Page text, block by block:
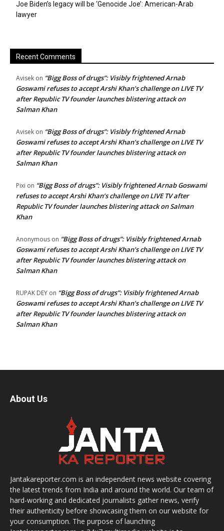
Joe Biden’s legacy will be ‘Genocide Joe’: American-Arab
lawyer
Recent Comments
Avisek on “Bigg Boss of drugs”: Visibly frightened Arnab
Goswami refuses to accept Arshi Khan’s challenge on LIVE TV
after Republic TV founder launches blistering attack on
Salman Khan
Avisek on “Bigg Boss of drugs”: Visibly frightened Arnab
Goswami refuses to accept Arshi Khan’s challenge on LIVE TV
after Republic TV founder launches blistering attack on
Salman Khan
Pixi on “Bigg Boss of drugs”: Visibly frightened Arnab Goswami
refuses to accept Arshi Khan’s challenge on LIVE TV after
Republic TV founder launches blistering attack on Salman
Khan
Anonymous on “Bigg Boss of drugs”: Visibly frightened Arnab
Goswami refuses to accept Arshi Khan’s challenge on LIVE TV
after Republic TV founder launches blistering attack on
Salman Khan
RUPAK DEY on “Bigg Boss of drugs”: Visibly frightened Arnab
Goswami refuses to accept Arshi Khan’s challenge on LIVE TV
after Republic TV founder launches blistering attack on
Salman Khan
About Us
Jantakareporter.com is an independent news website covering
the latest trends from India and around the world. Our team of
hard-working and dedicated journalists gather news, verify
their authenticity before showcasing them on our website for
your consumption. The purpose of launching